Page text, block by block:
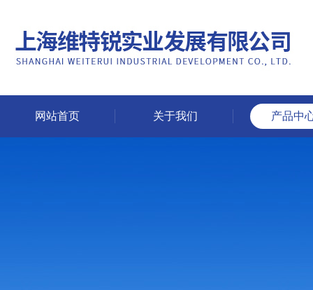
网站首页 关于我们 产品中